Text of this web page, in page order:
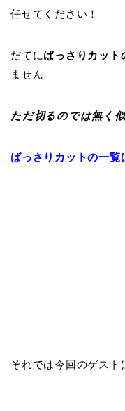
任せてください！
だてにばっさりカット
ません
ただ切るのでは無く
ばっさりカットの一覧
それでは今回のゲス